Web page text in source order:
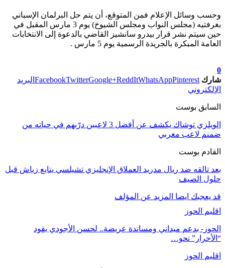
وحسب وسائل الإعلام فمن المتوقع، أن يتم حل البرلمان الإسباني
بغرفتيه (مجلس النواب ومجلس الشيوخ) يوم 3 مارس المقبل في
حين سيتم نشر قرار بيدرو سانشيز القاضي بالدعوة إلى الانتخابات
العامة المبكرة بالجريدة الرسمية يوم 5 مارس .
0
شارك
FacebookTwitterGoogle+ReddItWhatsAppPinterest
البريد
الإلكتروني
السابق بوست
الويلزي توشاك يكشف عن أفضل 3 لاعبين درّبهم في حياته من
ضمنم لاعب مغربي
القادم بوست
بعد تالقه ضد ريال مدريد العملاق الإنجليزي تشيلسي يتابع زياش قبل
حلول الصيف
قد يعجبك ايضا المزيد عن المؤلف
اقليم الحوز
الحوز- بدعم ميداني ومساندة عريضة.. لحسن الأجودي يقود
“الأحرار” نحو…
اقليم الحوز